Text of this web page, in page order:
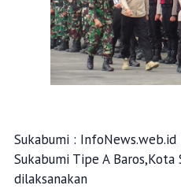
Sukabumi :
Sukabumi Tipe A
dilaksanakan